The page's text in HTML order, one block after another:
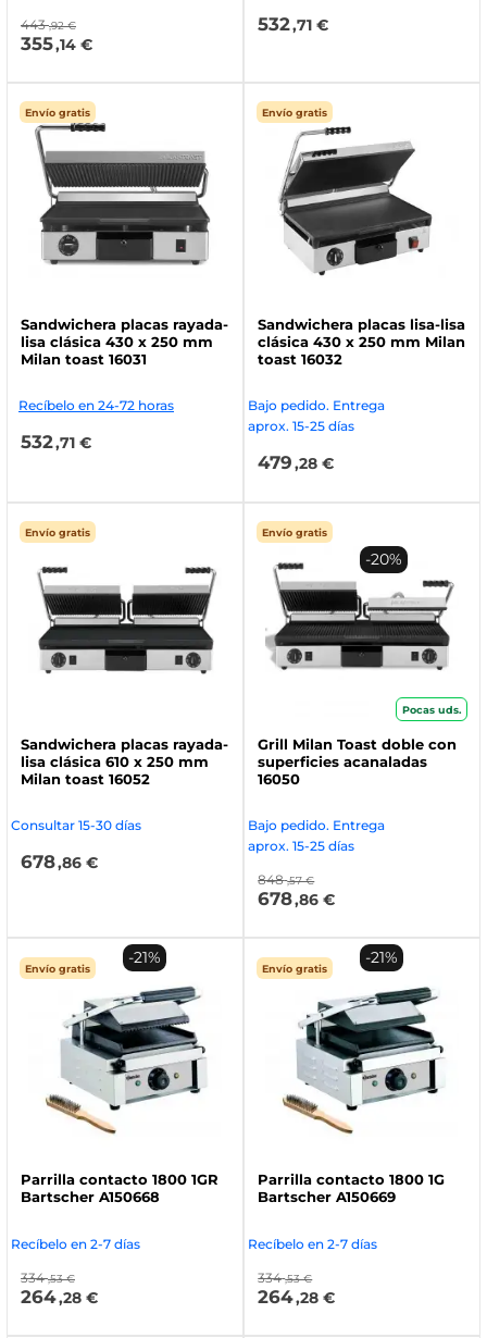
443 ,92 €
355,14 €
532,71 €
Envío gratis
Sandwichera placas rayada-
lisa clásica 430 x 250 mm
Milan toast 16031
Recíbelo en 24-72 horas
532,71 €
Envío gratis
Sandwichera placas lisa-lisa
clásica 430 x 250 mm Milan
toast 16032
Bajo pedido. Entrega
aprox. 15-25 días
479,28 €
Envío gratis
Sandwichera placas rayada-
lisa clásica 610 x 250 mm
Milan toast 16052
Consultar 15-30 días
678,86 €
Pocas uds.
Envío gratis
Grill Milan Toast doble con
superficies acanaladas
16050
Bajo pedido. Entrega
aprox. 15-25 días
848 ,57 €
678,86 €
-20%
Envío gratis
Parrilla contacto 1800 1GR
Bartscher A150668
Recíbelo en 2-7 días
334 ,53 €
264,28 €
-21%
Envío gratis
Parrilla contacto 1800 1G
Bartscher A150669
Recíbelo en 2-7 días
334 ,53 €
264,28 €
-21%